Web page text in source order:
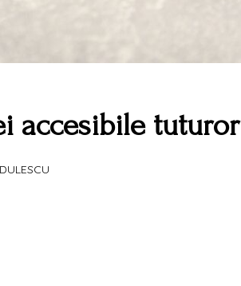
accesibile tuturor